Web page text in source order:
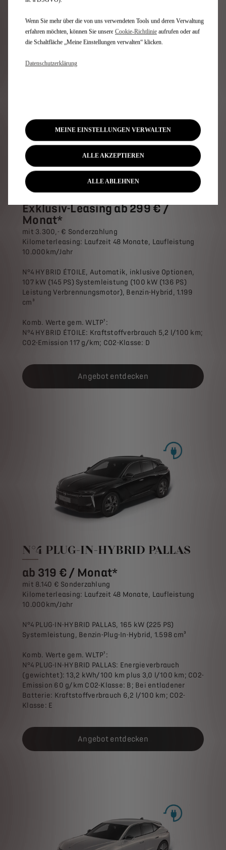
N°4
N°4 HYBRID ÉTOILE
Exklusiv-Leasing ab 299 € /
Monat*
mit 3.300,- € Sonderzahlung
Kilometerleasing: Laufzeit 48 Monate, Laufleistung
10.000km/Jahr
N°4 HYBRID ÉTOILE, Automatik, inklusive Optionen,
107 kW (145 PS) Systemleistung (100 kW (136 PS)
Leistung Verbrennungsmotor), Benzin-Hybrid, 1.199
cm³
Komb. Werte gem. WLTP¹:
N°4 HYBRID ÉTOILE: Kraftstoffverbrauch 5,2 l/100 km;
CO2-Emission 117 g/km; CO2-Klasse: D
Angebot entdecken
N°4 PLUG-IN-HYBRID PALLAS
ab 319 € / Monat*
mit 8.140 € Sonderzahlung
Kilometerleasing: Laufzeit 48 Monate, Laufleistung
10.000km/Jahr
N°4 PLUG-IN-HYBRID PALLAS, 165 kW (225 PS)
Systemleistung, Benzin-Plug-In-Hybrid, 1.598 cm³
Komb. Werte gem. WLTP¹:
N°4 PLUG-IN-HYBRID PALLAS: Energieverbrauch
(gewichtet): 13,2 kWh/100 km plus 3,0 l/100 km; CO2-
Emission 60 g/km CO2-Klasse: B; Bei entladener
Batterie: Kraftstoffverbrauch 6,2 l/100 km; CO2-
Klasse: E
Angebot entdecken
Wenn Sie mehr über die von uns verwendeten Tools und deren Verwaltung
erfahren möchten, können Sie unsere Cookie‑Richtlinie aufrufen oder auf
die Schaltfläche „Meine Einstellungen verwalten“ klicken.
Datenschutzerklärung
MEINE EINSTELLUNGEN VERWALTEN
ALLE AKZEPTIEREN
ALLE ABLEHNEN